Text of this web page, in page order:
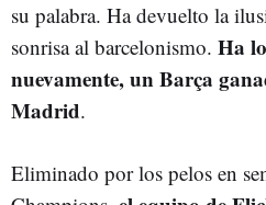
su palabra. Ha devuelto la
sonrisa al barcelonismo. Ha
nuevamente, un Barça
Madrid.
Eliminado por los pelos en